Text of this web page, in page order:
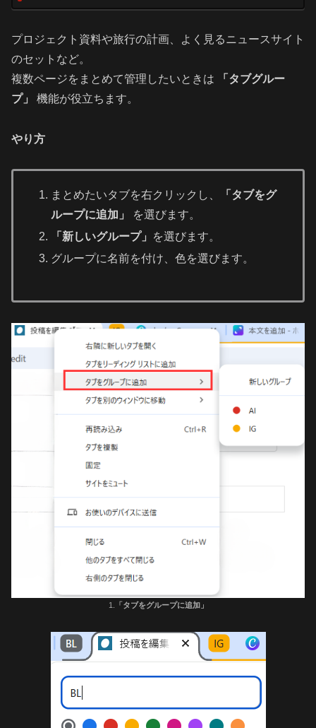
プロジェクト資料や旅行の計画、よく見るニュースサイト
のセットなど。
複数ページをまとめて管理したいときは
「タブグルー
プ」
機能が役立ちます。
やり方
まとめたいタブを右クリックし、
「タブをグ
ループに追加」
を選びます。
「新しいグループ」
を選びます。
グループに名前を付け、色を選びます。
1. 「タブをグループに追加」